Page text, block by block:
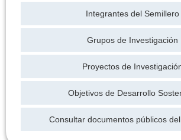
Integrantes del Semillero
Grupos de Investigación
Proyectos de
Objetivos de Desarrollo
Consultar documentos públicos